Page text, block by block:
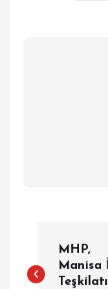
a
MHP,
Manisa İl
Teşkilatı